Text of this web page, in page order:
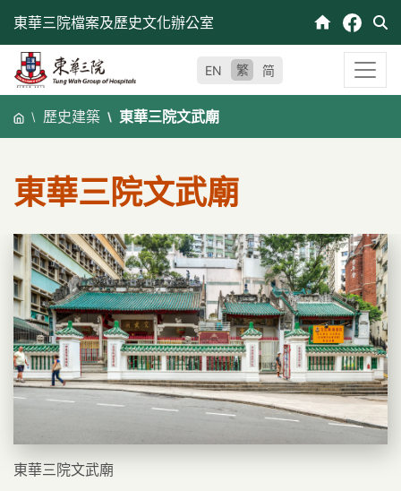
東華三院檔案及歷史文化辦公室
EN 繁 简
歷史建築 東華三院文武廟
東華三院文武廟
東華三院文武廟